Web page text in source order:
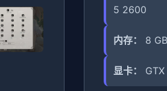
5 2600
内存： 8
显卡：